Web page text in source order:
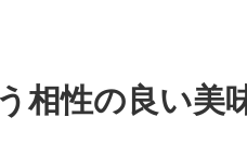
相性の良い美